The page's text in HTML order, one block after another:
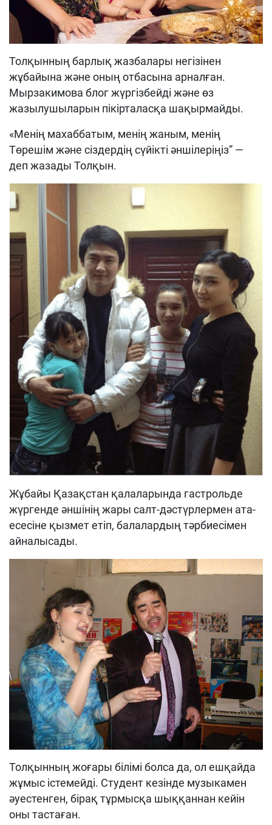
Толқынның барлық жазбалары негізінен
жұбайына және оның отбасына арналған.
Мырзакимова блог жүргізбейді және өз
жазылушыларын пікірталасқа шақырмайды.
«Менің махаббатым, менің жаным, менің
Төрешім және сіздердің сүйікті әншілеріңіз” —
деп жазады Толқын.
Жұбайы Қазақстан қалаларында гастрольде
жүргенде әншінің жары салт-дәстүрлермен ата-
есесіне қызмет етіп, балалардың тәрбиесімен
айналысады.
Толқынның жоғары білімі болса да, ол ешқайда
жұмыс істемейді. Студент кезінде музыкамен
әуестенген, бірақ тұрмысқа шыққаннан кейін
оны тастаған.